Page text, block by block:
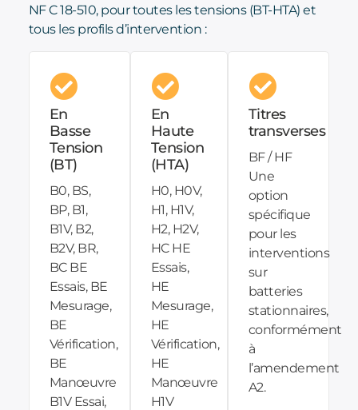
NF C 18-510, pour toutes les tensions (BT-HTA) et
tous les profils d’intervention :
En
Basse
Tension
(BT)
B0, BS,
BP, B1,
B1V, B2,
B2V, BR,
BC BE
Essais, BE
Mesurage,
BE
Vérification,
BE
Manœuvre
B1V Essai,
En
Haute
Tension
(HTA)
H0, H0V,
H1, H1V,
H2, H2V,
HC HE
Essais,
HE
Mesurage,
HE
Vérification,
HE
Manœuvre
H1V
Titres
transverses
BF / HF
Une
option
spécifique
pour les
interventions
sur
batteries
stationnaires,
conformément
à
l’amendement
A2.